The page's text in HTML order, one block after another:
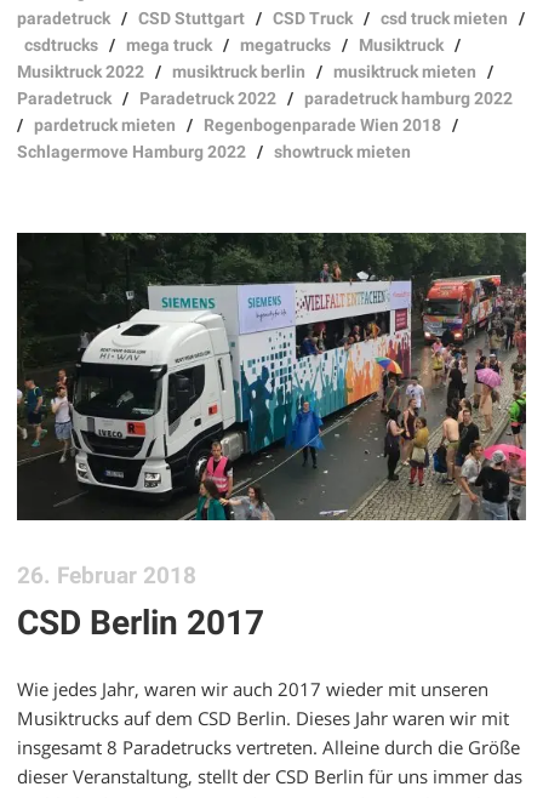
paradetruck /CSD Stuttgart /CSD Truck /csd truck mieten /
csdtrucks /mega truck /megatrucks / Musiktruck /
Musiktruck 2022 /musiktruck berlin /musiktruck mieten /
Paradetruck / Paradetruck 2022 /paradetruck hamburg 2022
/pardetruck mieten / Regenbogenparade Wien 2018 /
Schlagermove Hamburg 2022 /showtruck mieten
26. Februar 2018
CSD Berlin 2017
Wie jedes Jahr, waren wir auch 2017 wieder mit unseren
Musiktrucks auf dem CSD Berlin. Dieses Jahr waren wir mit
insgesamt 8 Paradetrucks vertreten. Alleine durch die Größe
dieser Veranstaltung, stellt der CSD Berlin für uns immer das